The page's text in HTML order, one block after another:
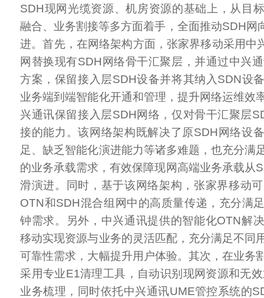
SDH现网光缆资源、机房资源的基础上，从目
融合、业务割接等多方面着手，全面推动SDH网
进。首先，在网络架构方面，张家界移动采用中
网替换现有SDH网络骨干汇聚层，并通过中兴
方案，保留接入层SDH设备并将其纳入SDN设
业务端到端智能化开通和管理，提升网络运维效
兴通讯保留接入层SDH网络，仅对骨干汇聚层
接的能力。该网络架构既解决了原SDH网络设
足、缺乏智能化演进能力等诸多难题，也充分满
的业务承载需求，有效保障现网高端业务承载从
滑演进。同时，基于该网络架构，张家界移动
OTN和SDH混合组网中的高质量传递，充分满
钟需求。另外，中兴通讯提供的智能化OTN解
移动实现资源与业务的灵活匹配，充分满足不同
可靠性需求，大幅提升用户体验。其次，在业务
采用专业E1清理工具，自动识别现网资源和无
业务梳理，同时依托中兴通讯UME管控系统的